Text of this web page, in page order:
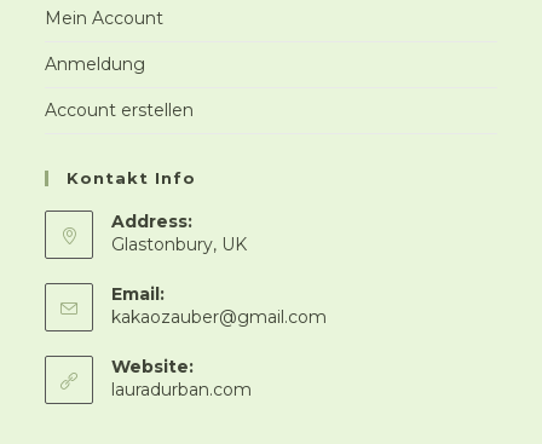
Mein Account
Anmeldung
Account erstellen
Kontakt Info
Address:
Glastonbury, UK
Email:
kakaozauber@gmail.com
Website:
lauradurban.com